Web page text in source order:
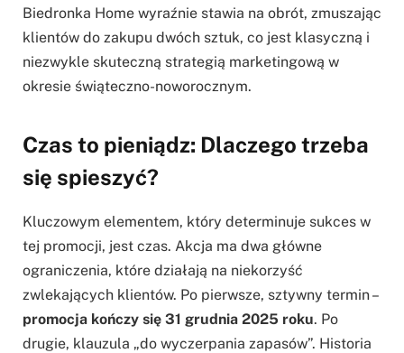
Biedronka Home wyraźnie stawia na obrót, zmuszając
klientów do zakupu dwóch sztuk, co jest klasyczną i
niezwykle skuteczną strategią marketingową w
okresie świąteczno-noworocznym.
Czas to pieniądz: Dlaczego trzeba
się spieszyć?
Kluczowym elementem, który determinuje sukces w
tej promocji, jest czas. Akcja ma dwa główne
ograniczenia, które działają na niekorzyść
zwlekających klientów. Po pierwsze, sztywny termin –
promocja kończy się 31 grudnia 2025 roku. Po
drugie, klauzula „do wyczerpania zapasów”. Historia